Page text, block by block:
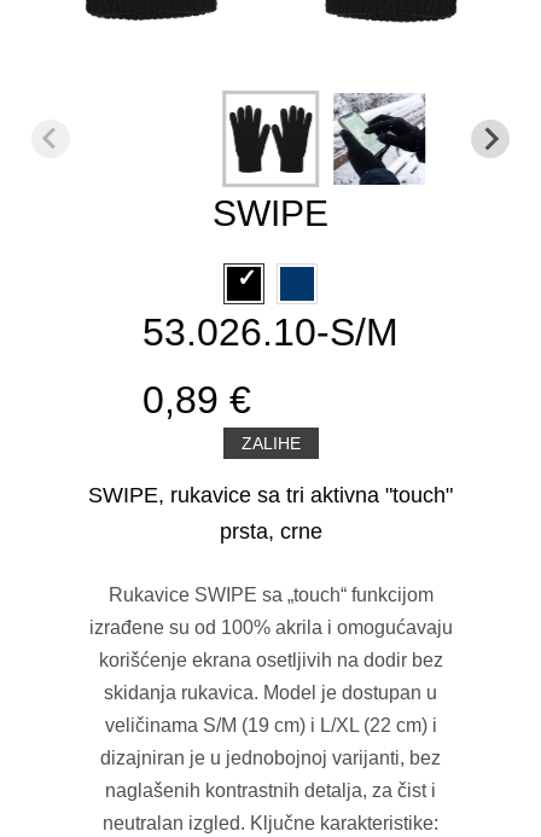
SWIPE
53.026.10-S/M
0,89 €
ZALIHE
SWIPE, rukavice sa tri aktivna "touch"
prsta, crne
Rukavice SWIPE sa „touch“ funkcijom
izrađene su od 100% akrila i omogućavaju
korišćenje ekrana osetljivih na dodir bez
skidanja rukavica. Model je dostupan u
veličinama S/M (19 cm) i L/XL (22 cm) i
dizajniran je u jednobojnoj varijanti, bez
naglašenih kontrastnih detalja, za čist i
neutralan izgled. Ključne karakteristike: